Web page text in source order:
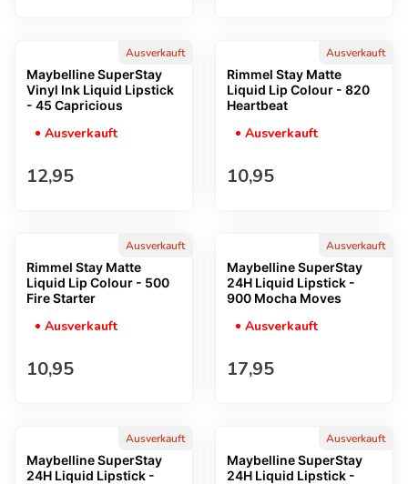
Ausverkauft
Maybelline SuperStay
Vinyl Ink Liquid Lipstick
- 45 Capricious
Ausverkauft
Regulärer Preis
12,95
Ausverkauft
Rimmel Stay Matte
Liquid Lip Colour - 820
Heartbeat
Ausverkauft
Regulärer Preis
10,95
Ausverkauft
Rimmel Stay Matte
Liquid Lip Colour - 500
Fire Starter
Ausverkauft
Regulärer Preis
10,95
Ausverkauft
Maybelline SuperStay
24H Liquid Lipstick -
900 Mocha Moves
Ausverkauft
Regulärer Preis
17,95
Ausverkauft
Maybelline SuperStay
24H Liquid Lipstick -
Ausverkauft
Maybelline SuperStay
24H Liquid Lipstick -